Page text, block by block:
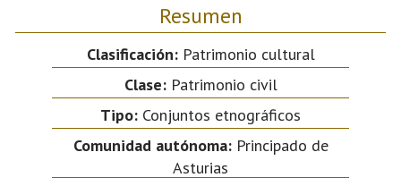
Resumen
Clasificación:Patrimonio cultural
Clase:Patrimonio civil
Tipo: Conjuntos etnográficos
Comunidad autónoma:Principado de
Asturias